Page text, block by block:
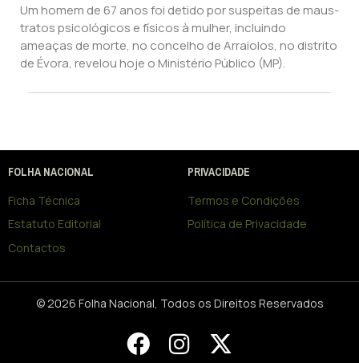
Um homem de 67 anos foi detido por suspeitas de maus-
tratos psicológicos e físicos à mulher, incluindo
ameaças de morte, no concelho de Arraiolos, no distrito
de Évora, revelou hoje o Ministério Público (MP).
FOLHA NACIONAL
Ficha Técnica
Estatuto Editorial
Contactos
PRIVACIDADE
Termos e Condições
Política de Privacidade
© 2026 Folha Nacional, Todos os Direitos Reservados